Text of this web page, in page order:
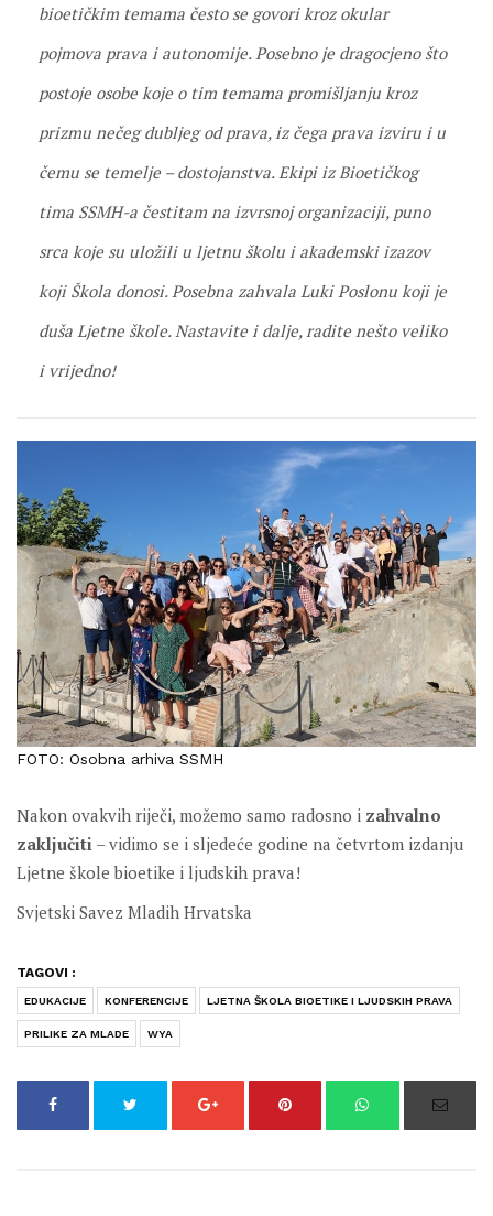
bioetičkim temama često se govori kroz okular
pojmova prava i autonomije. Posebno je dragocjeno što
postoje osobe koje o tim temama promišljanju kroz
prizmu nečeg dubljeg od prava, iz čega prava izviru i u
čemu se temelje – dostojanstva. Ekipi iz Bioetičkog
tima SSMH-a čestitam na izvrsnoj organizaciji, puno
srca koje su uložili u ljetnu školu i akademski izazov
koji Škola donosi. Posebna zahvala Luki Poslonu koji je
duša Ljetne škole. Nastavite i dalje, radite nešto veliko
i vrijedno!
FOTO: Osobna arhiva SSMH
Nakon ovakvih riječi, možemo samo radosno i zahvalno
zaključiti – vidimo se i sljedeće godine na četvrtom izdanju
Ljetne škole bioetike i ljudskih prava!
Svjetski Savez Mladih Hrvatska
TAGOVI :
EDUKACIJE KONFERENCIJE LJETNA ŠKOLA BIOETIKE I LJUDSKIH PRAVA
PRILIKE ZA MLADE WYA